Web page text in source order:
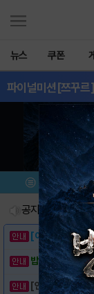
뉴스 쿠폰
파이널미션[쯔꾸르]
메뉴
공지사항
[이벤트] 웃음으
밥알이의 헝앱통
[안내] 헝그리앱